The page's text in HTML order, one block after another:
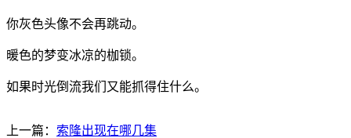
你灰色头像不会再跳动。
暖色的梦变冰凉的枷锁。
如果时光倒流我们又能抓得住什么。
上一篇： 索隆出现在哪几集